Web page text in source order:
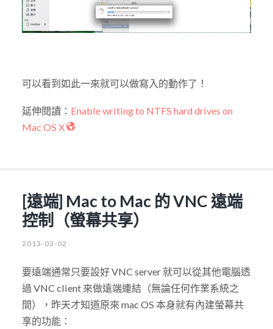
可以看到如此一來就可以做寫入的動作了！
延伸閱讀： Enable writing to NTFS hard drives on
Mac OS X
[遠端] Mac to Mac 的 VNC 遠端
控制（螢幕共享）
2013-03-02
要遠端通常只要設好 VNC server 就可以從其他電腦透
過 VNC client 來做遠端連結（無論任何作業系統之
間），昨天才知道原來 mac OS 本身就有內建螢幕共
享的功能：